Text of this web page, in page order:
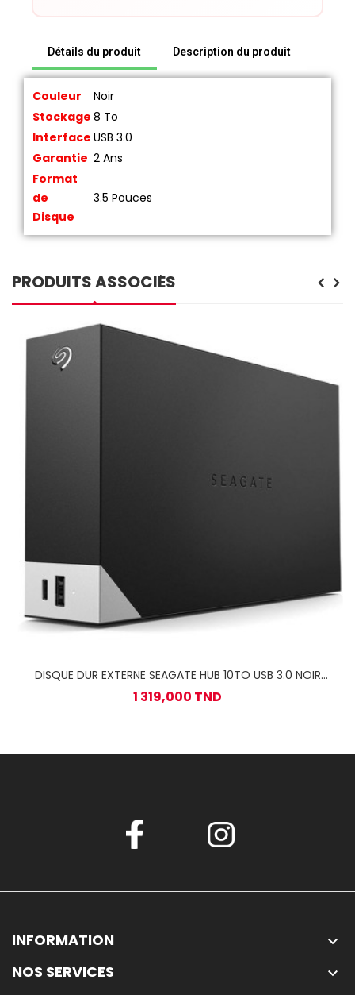
Détails du produit Description du produit
Couleur
Noir
Stockage 8 To
Interface USB 3.0
Garantie 2 Ans
Format
de
Disque
3.5 Pouces
PRODUITS ASSOCIÉS
DISQUE DUR EXTERNE SEAGATE HUB 10TO USB 3.0 NOIR
(STLC10000400)
1 319,000 TND
INFORMATION 
NOS SERVICES 